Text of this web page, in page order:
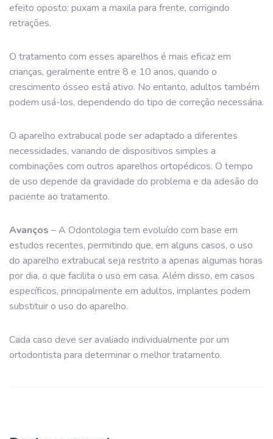
efeito oposto: puxam a maxila para frente, corrigindo
retrações.
O tratamento com esses aparelhos é mais eficaz em
crianças, geralmente entre 8 e 10 anos, quando o
crescimento ósseo está ativo. No entanto, adultos também
podem usá-los, dependendo do tipo de correção necessária.
O aparelho extrabucal pode ser adaptado a diferentes
necessidades, variando de dispositivos simples a
combinações com outros aparelhos ortopédicos. O tempo
de uso depende da gravidade do problema e da adesão do
paciente ao tratamento.
Avanços – A Odontologia tem evoluído com base em
estudos recentes, permitindo que, em alguns casos, o uso
do aparelho extrabucal seja restrito a apenas algumas horas
por dia, o que facilita o uso em casa. Além disso, em casos
específicos, principalmente em adultos, implantes podem
substituir o uso do aparelho.
Cada caso deve ser avaliado individualmente por um
ortodontista para determinar o melhor tratamento.